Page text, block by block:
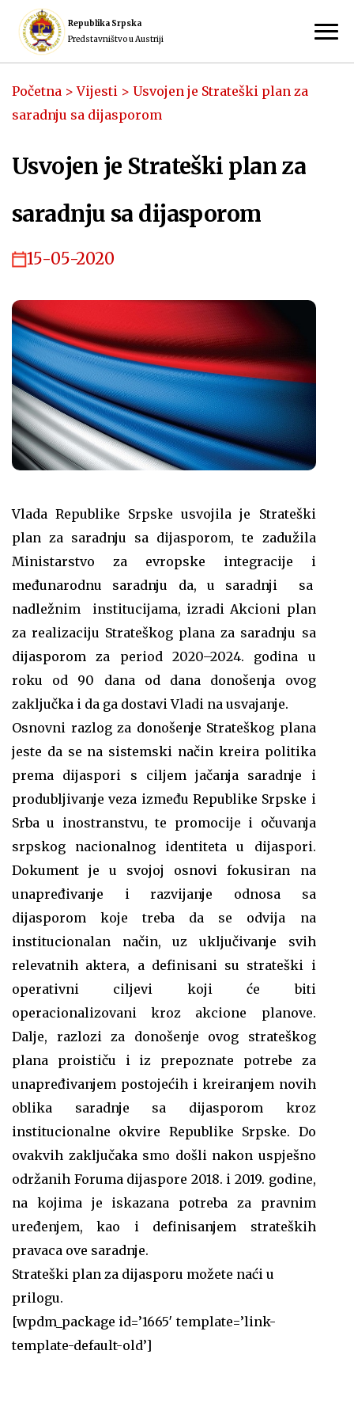
Republika Srpska
Predstavništvo u Austriji
Početna >Vijesti > Usvojen je Strateški plan za
saradnju sa dijasporom
Usvojen je Strateški plan za
saradnju sa dijasporom
15-05-2020
Vlada Republike Srpske usvojila je Strateški
plan za saradnju sa dijasporom, te zadužila
Ministarstvo za evropske integracije i
međunarodnu saradnju da, u saradnji sa
nadležnim institucijama, izradi Akcioni plan
za realizaciju Strateškog plana za saradnju sa
dijasporom za period 2020–2024. godina u
roku od 90 dana od dana donošenja ovog
zaključka i da ga dostavi Vladi na usvajanje.
Osnovni razlog za donošenje Strateškog plana
jeste da se na sistemski način kreira politika
prema dijaspori s ciljem jačanja saradnje i
produbljivanje veza između Republike Srpske i
Srba u inostranstvu, te promocije i očuvanja
srpskog nacionalnog identiteta u dijaspori.
Dokument je u svojoj osnovi fokusiran na
unapređivanje i razvijanje odnosa sa
dijasporom koje treba da se odvija na
institucionalan način, uz uključivanje svih
relevatnih aktera, a definisani su strateški i
operativni ciljevi koji će biti
operacionalizovani kroz akcione planove.
Dalje, razlozi za donošenje ovog strateškog
plana proističu i iz prepoznate potrebe za
unapređivanjem postojećih i kreiranjem novih
oblika saradnje sa dijasporom kroz
institucionalne okvire Republike Srpske. Do
ovakvih zaključaka smo došli nakon uspješno
održanih Foruma dijaspore 2018. i 2019. godine,
na kojima je iskazana potreba za pravnim
uređenjem, kao i definisanjem strateških
pravaca ove saradnje.
Strateški plan za dijasporu možete naći u
prilogu.
[wpdm_package id=’1665′ template=’link-
template-default-old’]